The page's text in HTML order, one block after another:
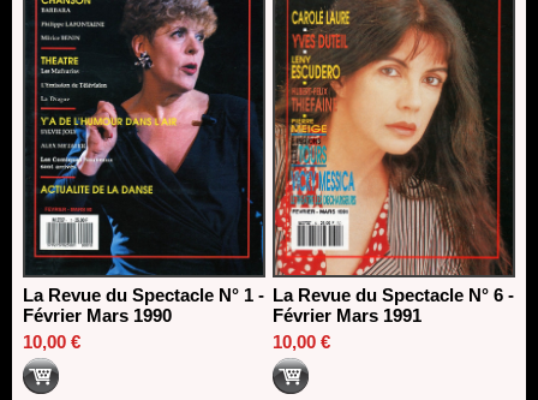
La Revue du Spectacle N° 1 -
Février Mars 1990
10,00 €
La Revue du Spectacle N° 6 -
Février Mars 1991
10,00 €